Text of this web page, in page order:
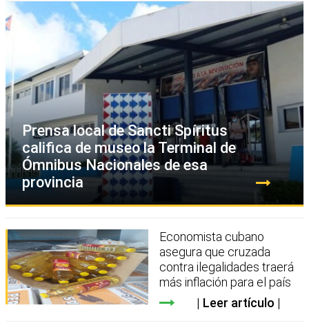
Prensa local de Sancti Spíritus
califica de museo la Terminal de
Ómnibus Nacionales de esa
provincia
Economista cubano
asegura que cruzada
contra ilegalidades traerá
más inflación para el país
Leer artículo